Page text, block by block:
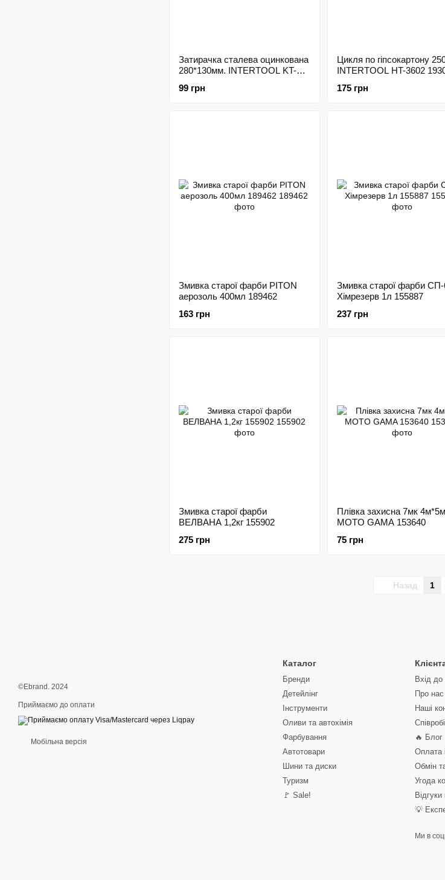
Затирачка сталева оцинкована
280*130мм. INTERTOOL KT-
99 грн
Цикля по гіпсокартону
INTERTOOL HT-3602
175 грн
Змивка старої фарби PITON
аерозоль 400мл 189462
163 грн
Змивка старої фарби СП-
Хімрезерв 1л 155887
237 грн
Змивка старої фарби
ВЕЛВАНА 1,2кг 155902
275 грн
Плівка захисна 7мк 4м*5м
MOTO GAMA 153640
75 грн
Назад 1
©Ebrand. 2024
Приймаємо до оплати
Мобільна версія
Каталог
Бренди
Детейлінг
Інструменти
Оливи та автохімія
Фарбування
Автотовари
Шини та диски
Туризм
🚩 Sale!
Вхід до
Про нас
Наші
🔥 Блог
Оплата
Обмін
Угода
💡
Ми в